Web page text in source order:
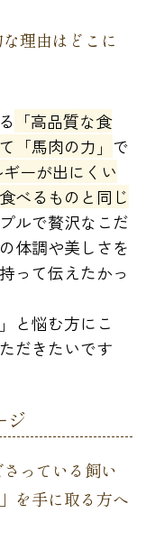
理由はどこに
「高品質な食
「馬肉の力」 で
ーが出にくい
べるものと同じ
ルで贅沢なこだ
体調や美しさを
って伝えたかっ
と悩む方にこ
だきたいです
ジ
っている飼い
を手に取る方へ